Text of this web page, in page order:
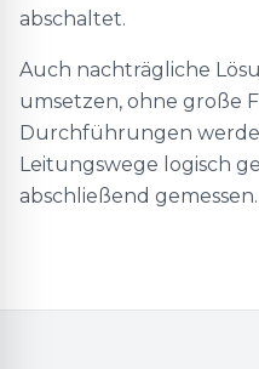
abschaltet.
Auch nachträgliche
umsetzen, ohne große
Durchführungen
Leitungswege logisch
abschließend gemessen.